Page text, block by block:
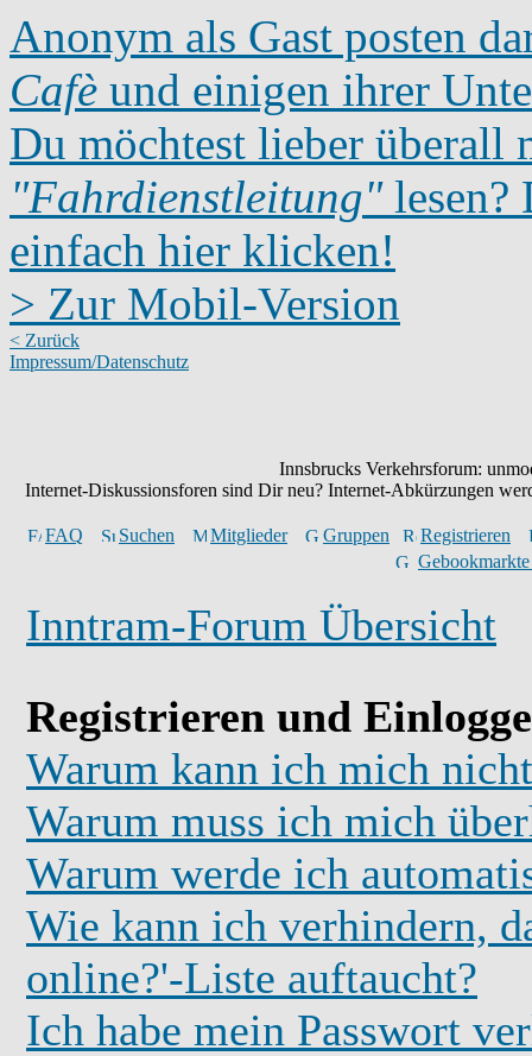
Anonym als Gast posten
Cafè und einigen ihrer
Du möchtest lieber überall
"Fahrdienstleitung"lesen?
einfach hier klicken!
> Zur Mobil-Version
< Zurück
Impressum/Datenschutz
Innsbrucks Verkehrsforum:
Internet-Diskussionsforen sind Dir neu? Internet-Abkürzungen
FAQ Suchen Mitglieder Gruppen
Registrieren
Inntram-Forum Übersicht
Registrieren und
Warum kann ich mich
Warum muss ich mich
Warum werde ich
Wie kann ich verhindern,
online?'-Liste auftaucht?
Ich habe mein Passwort